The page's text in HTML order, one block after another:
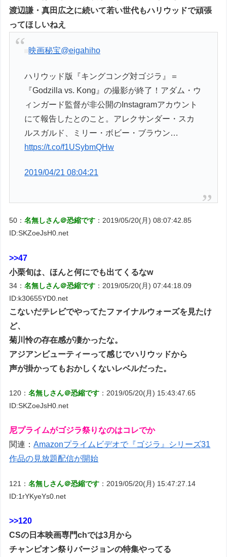
渡辺謙・真田広之に続いて若い世代もハリウッドで頑張
ってほしいねえ
映画秘宝@eigahiho
ハリウッド版『キングコング対ゴジラ』＝
『Godzilla vs. Kong』の撮影が終了！アダム・ウ
ィンガード監督が非公開のInstagramアカウント
にて報告したとのこと。アレクサンダー・スカ
ルスガルド、ミリー・ボビー・ブラウン…
https://t.co/f1USybmQHw
2019/04/21 08:04:21
50：名無しさん＠恐縮です ：2019/05/20(月) 08:07:42.85
ID:SKZoeJsH0.net
>>47
小栗旬は、ほんと何にでも出てくるなw
34：名無しさん＠恐縮です ：2019/05/20(月) 07:44:18.09
ID:k30655YD0.net
こないだテレビでやってたファイナルウォーズを見たけ
ど、
菊川怜の存在感が凄かったな。
アジアンビューティーって感じでハリウッドから
声が掛かってもおかしくないレベルだった。
120：名無しさん＠恐縮です ：2019/05/20(月) 15:43:47.65
ID:SKZoeJsH0.net
尼プライムがゴジラ祭りなのはコレでか
関連：Amazonプライムビデオで『ゴジラ』シリーズ31
作品の見放題配信が開始
121：名無しさん＠恐縮です ：2019/05/20(月) 15:47:27.14
ID:1rYKyeYs0.net
>>120
CSの日本映画専門chでは3月から
チャンピオン祭りバージョンの特集やってる